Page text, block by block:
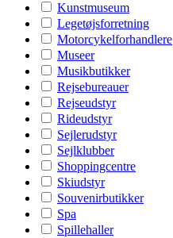
Kunstmuseum
Legetøjsforretning
Motorcykelforhandlere
Museer
Musikbutikker
Rejsebureauer
Rejseudstyr
Rideudstyr
Sejlerudstyr
Sejlklubber
Shoppingcentre
Skiudstyr
Souvenirbutikker
Spa
Spillehaller